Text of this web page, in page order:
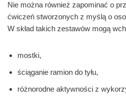
Nie można również zapominać o
ćwiczeń stworzonych z myślą o
W skład takich zestawów mogą
mostki,
ściąganie ramion do tyłu,
różnorodne aktywności z